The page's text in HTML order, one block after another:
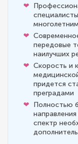
передовые
наилучших
Скорость и
придется
преградами
Полностью
спектр